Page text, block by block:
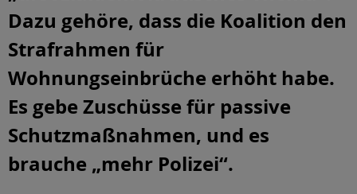
Dazu gehöre, dass die Koalition den
Strafrahmen für
Wohnungseinbrüche erhöht habe.
Es gebe Zuschüsse für passive
Schutzmaßnahmen, und es
brauche „mehr Polizei“.